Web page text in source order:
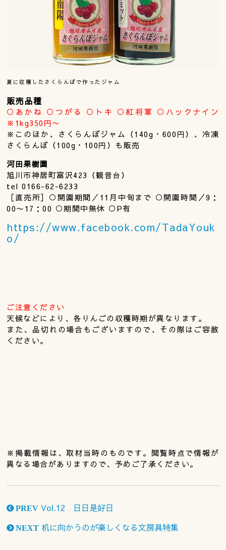
夏に収穫したさくらんぼで作ったジャム
販売品種
○あかね ○つがる ○トキ ○紅将軍 ○ハックナイン
※1kg350円〜
※このほか、さくらんぼジャム（140g・600円）、冷凍
さくらんぼ（100g・100円）も販売
河田果樹園
旭川市神居町富沢423（観音台）
tel 0166-62-6233
［直売所］○開園期間／11月中旬まで ○開園時間／9：
00〜17：00 ○期間中無休 ○P有
https://www.facebook.com/TadaYouk
o/
ご注意ください
天候などにより、各りんごの収穫時期が異なります。
また、品切れの場合もございますので、その際はご容赦
ください。
※掲載情報は、取材当時のものです。閲覧時点で情報が
異なる場合がありますので、予めご了承ください。
PREV Vol.12 日日是好日
NEXT 机に向かうのが楽しくなる文房具特集